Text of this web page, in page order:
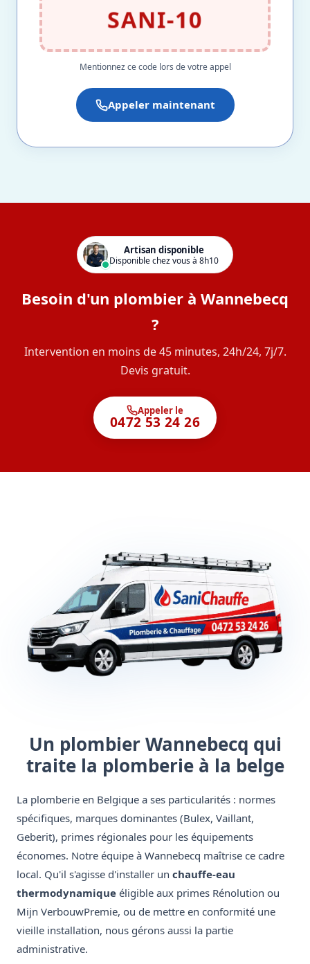
SANI-10
Mentionnez ce code lors de votre appel
Appeler maintenant
Artisan disponible
Disponible chez vous à 8h10
Besoin d'un plombier à Wannebecq
?
Intervention en moins de 45 minutes, 24h/24, 7j/7.
Devis gratuit.
Appeler le
0472 53 24 26
Un plombier Wannebecq qui
traite la plomberie à la belge
La plomberie en Belgique a ses particularités : normes
spécifiques, marques dominantes (Bulex, Vaillant,
Geberit), primes régionales pour les équipements
économes. Notre équipe à Wannebecq maîtrise ce cadre
local. Qu'il s'agisse d'installer un chauffe-eau
thermodynamique éligible aux primes Rénolution ou
Mijn VerbouwPremie, ou de mettre en conformité une
vieille installation, nous gérons aussi la partie
administrative.